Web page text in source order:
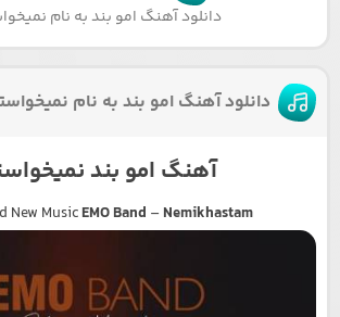
دانلود آهنگ امو بند به نام
دانلود آهنگ امو بند به نام
آهنگ امو بند
New MusicEMO Band – Nemikhastam